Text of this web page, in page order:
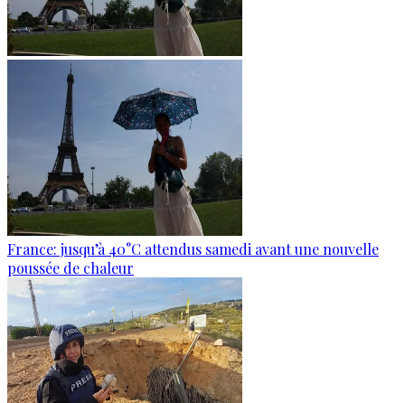
France: jusqu’à 40°C attendus samedi avant une nouvelle
poussée de chaleur